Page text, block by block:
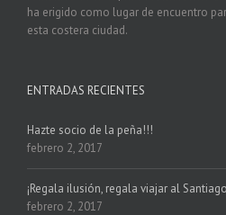
ha erigido como lugar de encuentro
esta costera ciudad.
ENTRADAS RECIENTES
Hazte socio de la peña!!!
febrero 2, 2017
¡Regala ilusión, regala viajar al
febrero 2, 2017